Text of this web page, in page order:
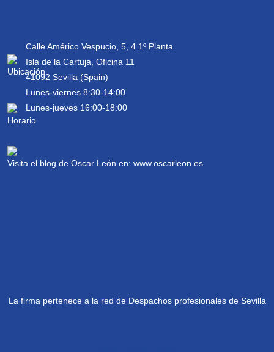
Calle Américo Vespucio, 5, 4 1º Planta
Isla de la Cartuja, Oficina 11
41092 Sevilla (Spain)
Lunes-viernes 8:30-14:00
Lunes-jueves 16:00-18:00
Visita el blog de Oscar León en: www.oscarleon.es
La firma pertenece a la red de Despachos profesionales de Sevilla